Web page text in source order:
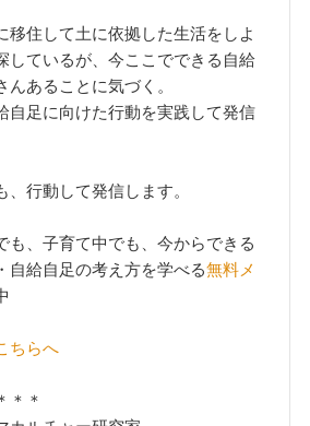
移住して土に依拠した生活をしよ
しているが、今ここでできる自給
んあることに気づく。
自足に向けた行動を実践して発信
行動して発信します。
も、子育て中でも、今からできる
自給自足の考え方を学べる無料メ
ちらへ
＊＊